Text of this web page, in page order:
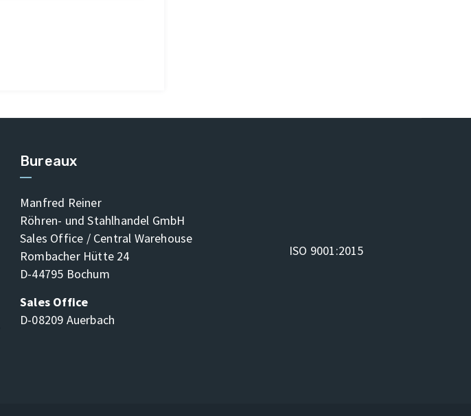
Bureaux
Manfred Reiner
Röhren- und Stahlhandel GmbH
Sales Office / Central Warehouse
Rombacher Hütte 24
D-44795 Bochum
Sales Office
D-08209 Auerbach
ISO 9001:2015